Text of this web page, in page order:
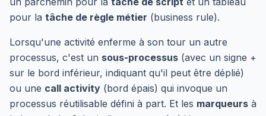
pour la tâche de règle métier (business rule).
Lorsqu'une activité enferme à son tour un autre
processus, c'est un sous-processus (avec un signe +
sur le bord inférieur, indiquant qu'il peut être déplié)
ou une call activity (bord épais) qui invoque un
processus réutilisable défini à part. Et les marqueurs à